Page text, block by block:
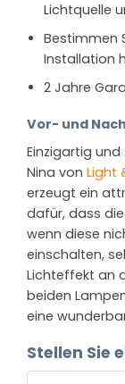
Lichtquelle
Bestimmen
Installation
2 Jahre
Vor- und
Einzigartig
Nina von Light
erzeugt ein
dafür, dass die
wenn diese
einschalten,
Lichteffekt an
beiden
eine
Stellen Sie